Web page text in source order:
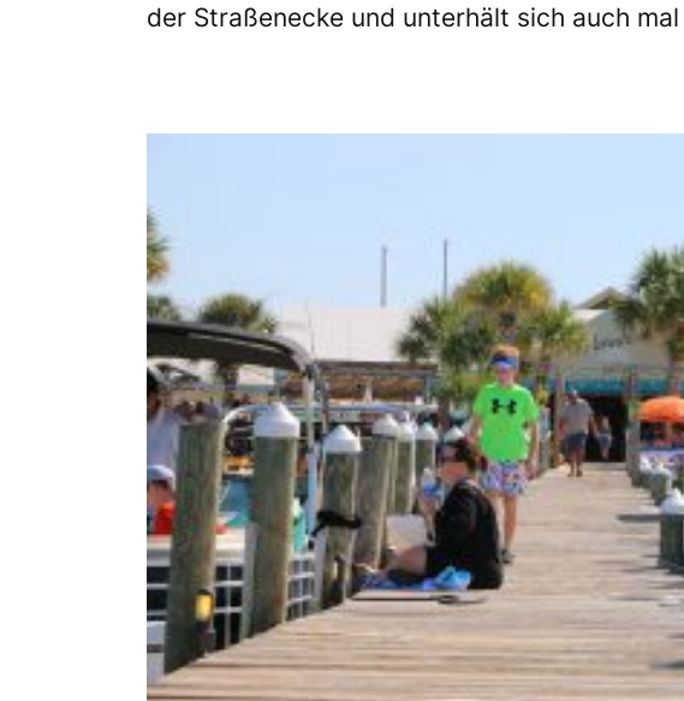
der Straßenecke und unterhält sich auch